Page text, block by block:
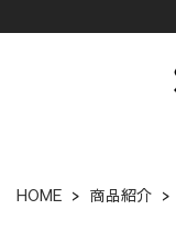
HOME > 商品紹介 >